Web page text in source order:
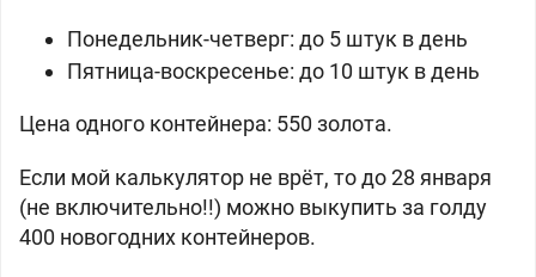
Понедельник-четверг: до 5 штук в день
Пятница-воскресенье: до 10 штук в день
Цена одного контейнера: 550 золота.
Если мой калькулятор не врёт, то до 28 января
(не включительно!!) можно выкупить за голду
400 новогодних контейнеров.